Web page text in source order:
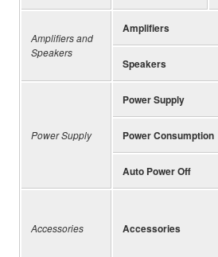
Amplifiers and
Speakers
Amplifiers
Speakers
Power Supply
Power Supply
Power Consumption
Auto Power Off
Accessories Accessories